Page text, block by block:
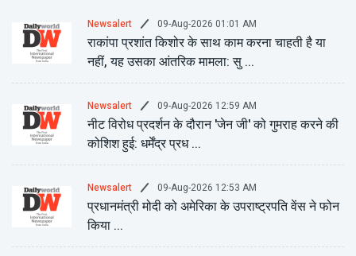
Newsalert 09-Aug-2026 01:01 AM
राकांपा प्रशांत किशोर के साथ काम करना चाहती है या
नहीं, यह उसका आंतरिक मामला: सु ...
Newsalert 09-Aug-2026 12:59 AM
नीट विरोध प्रदर्शन के दौरान 'जेन जी' को गुमराह करने की
कोशिश हुई: धर्मेंद्र प्रध ...
Newsalert 09-Aug-2026 12:53 AM
प्रधानमंत्री मोदी को अमेरिका के उपराष्ट्रपति वेंस ने फोन
किया ...